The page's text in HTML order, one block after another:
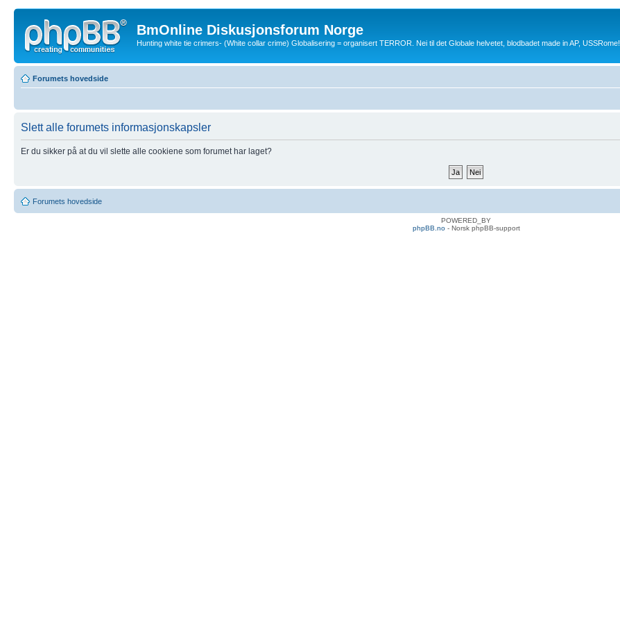
BmOnline Diskusjonsforum Norge
Hunting white tie crimers- (White collar crime) Globalisering = organisert TERROR. Nei til det Globale helvetet, blodbadet made in AP, USSRome!
Forumets hovedside
Slett alle forumets informasjonskapsler
Er du sikker på at du vil slette alle cookiene som forumet har laget?
Forumets hovedside
POWERED_BY
phpBB.no- Norsk phpBB-support